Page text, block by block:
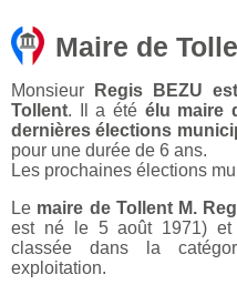
Maire de
Monsieur
Regis BEZU
Tollent. Il a été élu maire
dernières élections
pour une durée de 6 ans.
Les prochaines élections
Le maire de Tollent M.
est né le 5 août 1971)
classée dans la
exploitation.